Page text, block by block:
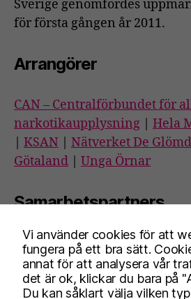
Sverige genomfördes
för första gången år 2011.
Arrangörer
CAN – Centralförbundet för
narkotikaupplysning
Hela
KSAN
Nätverket De
Götaland
Unga Örnar
Samarbetspartners
Blå Bandet|
bildningsverksamhet|
Frisksportrörelsen|
Vi använder cookies för att
fungera på ett bra sätt.
annat för att analysera vår
det är ok, klickar du bara på
Du kan såklart välja vilken